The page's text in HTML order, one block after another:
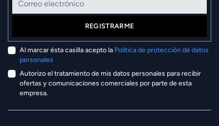
REGISTRARME
Al marcar ésta casilla acepto la Política de protección de datos
personales
Autorizo el tratamiento de mis datos personales para recibir
ofertas y comunicaciones comerciales por parte de esta
empresa.